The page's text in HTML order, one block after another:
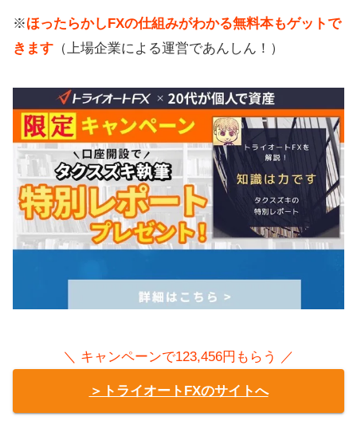
※ほったらかしFXの仕組みがわかる無料本もゲットで
きます （上場企業による運営であんしん！）
＼ キャンペーンで123,456円もらう ／
＞トライオートFXのサイトへ